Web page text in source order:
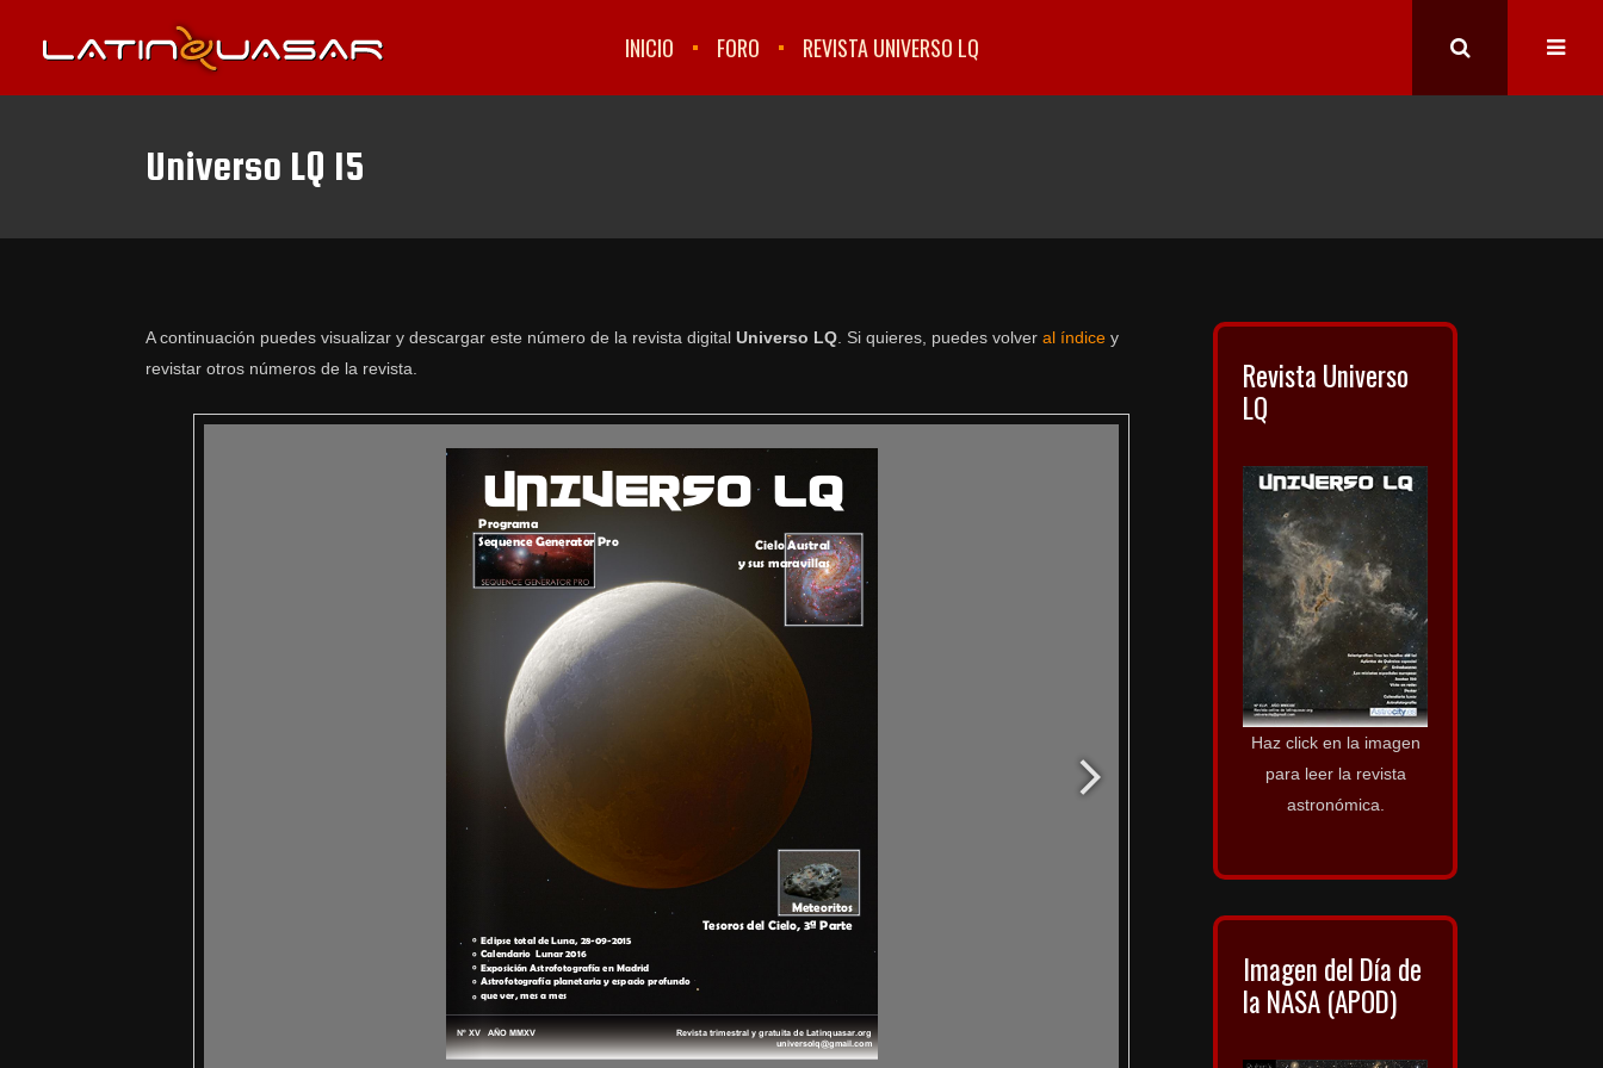
INICIO FORO REVISTA UNIVERSO LQ
Universo LQ 15
A continuación puedes visualizar y descargar este número de la revista digital Universo LQ . Si quieres, puedes volver al índice y
revistar otros números de la revista.
Revista Universo
LQ
Haz click en la imagen
para leer la revista
astronómica.
Imagen del Día de
la NASA (APOD)